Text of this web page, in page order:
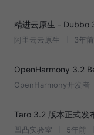
精进云原生 - Dubbo
阿里云云原生 3年前
OpenHarmony 3.2
OpenHarmony开发者
Taro 3.2 版本正式发
凹凸实验室 5年前